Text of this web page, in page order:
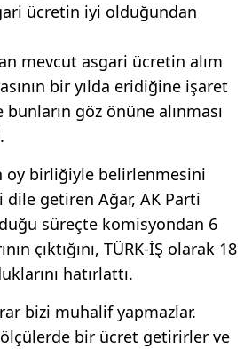
ücretin iyi olduğundan
mevcut asgari ücretin alım
bir yılda eridiğine işaret
göz önüne alınması
oy birliğiyle belirlenmesini
getiren Ağar, AK Parti
süreçte komisyondan 6
çıktığını, TÜRK-İŞ olarak 18
hatırlattı.
bizi muhalif yapmazlar.
ölçülerde bir ücret getirirler ve